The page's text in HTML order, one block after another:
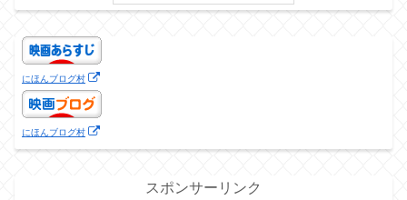
にほんブログ村
にほんブログ村
スポンサーリンク